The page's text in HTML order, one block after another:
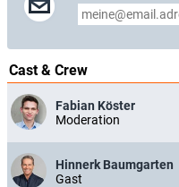
Cast & Crew
Fabian Köster
Moderation
Hinnerk Baumgarten
Gast